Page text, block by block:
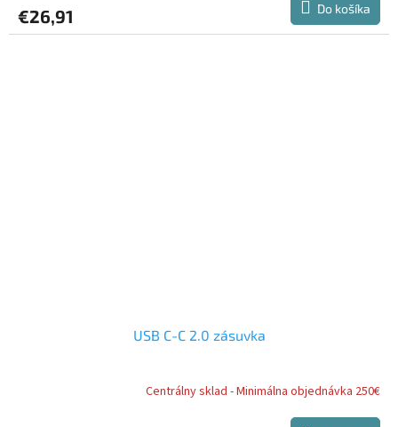
€26,91 Do košíka
USB C-C 2.0 zásuvka
Centrálny sklad - Minimálna objednávka 250€